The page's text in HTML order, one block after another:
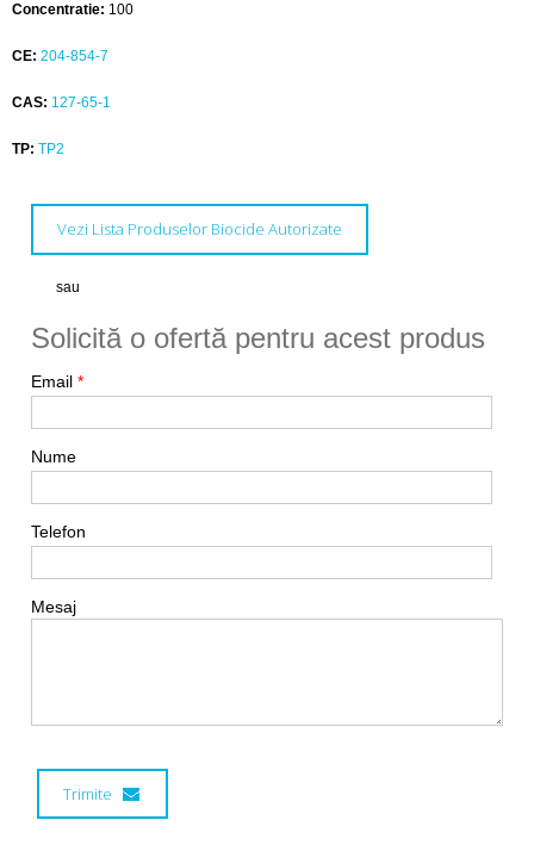
Concentratie: 100
CE: 204-854-7
CAS: 127-65-1
TP: TP2
Vezi Lista Produselor Biocide Autorizate
sau
Solicită o ofertă pentru acest produs
Email *
Nume
Telefon
Mesaj